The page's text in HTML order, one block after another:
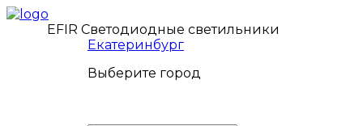
EFIR Светодиодные светильники
Екатеринбург
Выберите город